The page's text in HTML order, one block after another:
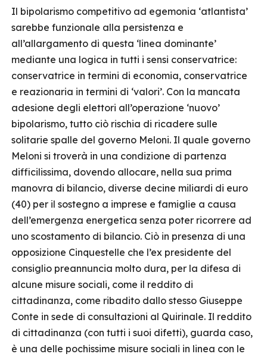
Il bipolarismo competitivo ad egemonia ‘atlantista’
sarebbe funzionale alla persistenza e
all’allargamento di questa ‘linea dominante’
mediante una logica in tutti i sensi conservatrice:
conservatrice in termini di economia, conservatrice
e reazionaria in termini di ‘valori’. Con la mancata
adesione degli elettori all’operazione ‘nuovo’
bipolarismo, tutto ciò rischia di ricadere sulle
solitarie spalle del governo Meloni. Il quale governo
Meloni si troverà in una condizione di partenza
difficilissima, dovendo allocare, nella sua prima
manovra di bilancio, diverse decine miliardi di euro
(40) per il sostegno a imprese e famiglie a causa
dell’emergenza energetica senza poter ricorrere ad
uno scostamento di bilancio. Ciò in presenza di una
opposizione Cinquestelle che l’ex presidente del
consiglio preannuncia molto dura, per la difesa di
alcune misure sociali, come il reddito di
cittadinanza, come ribadito dallo stesso Giuseppe
Conte in sede di consultazioni al Quirinale. Il reddito
di cittadinanza (con tutti i suoi difetti), guarda caso,
è una delle pochissime misure sociali in linea con le